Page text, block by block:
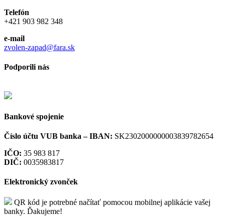
Telefón
+421 903 982 348
e-mail
zvolen-zapad@fara.sk
Podporili nás
Bankové spojenie
Číslo účtu VUB banka –IBAN: SK2302000000003839782654
IČO: 35 983 817
DIČ: 0035983817
Elektronický zvonček
QR kód je potrebné načítať pomocou mobilnej aplikácie vašej
banky. Ďakujeme!